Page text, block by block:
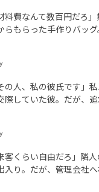
料費なんて数百円だろ
らもらった手作りバッ
の人、私の彼氏です」
際していた彼。だが、
客くらい自由だろ」隣
入り。だが、管理会社